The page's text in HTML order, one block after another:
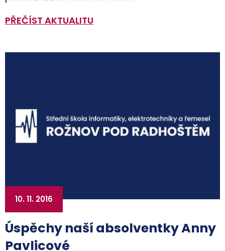
PŘEČÍST AKTUALITU
Úspěchy naší absolventky Anny
Pavlicové
10. 11. 2016